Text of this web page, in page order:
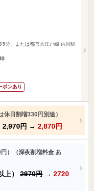
5分、または都営大江戸線 両国駅
ポンあり
日割増330円別途）
2,970円 → 2,870円
）（深夜割増料金 あ
上） 2970円 → 2720